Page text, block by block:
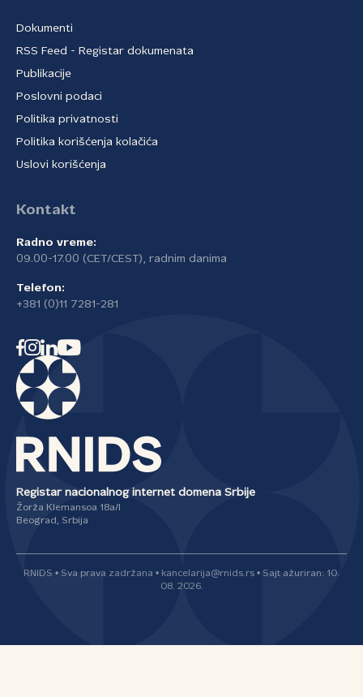
Dokumenti
RSS Feed - Registar dokumenata
Publikacije
Poslovni podaci
Politika privatnosti
Politika korišćenja kolačića
Uslovi korišćenja
Kontakt
Radno vreme:
09.00-17.00 (CET/CEST), radnim danima
Telefon:
+381 (0)11 7281-281
Registar nacionalnog internet domena Srbije
Žorža Klemansoa 18a/I
Beograd, Srbija
RNIDS • Sva prava zadržana • kancelarija@rnids.rs • Sajt ažuriran: 10.
08. 2026.